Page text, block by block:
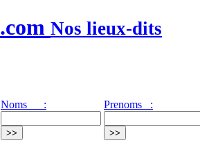
Nos lieux-dits
Noms : Prenoms :